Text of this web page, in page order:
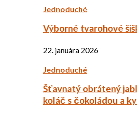
Jednoduché
Výborné tvarohové
22. januára 2026
Jednoduché
Šťavnatý obrátený
koláč s čokoládou a